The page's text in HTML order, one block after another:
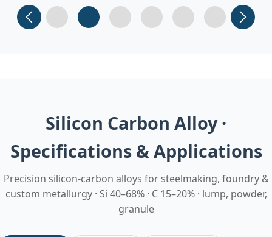
Slide 1 Slide 2 Slide 3 (current)
Slide 4 Slide 5 Slide 6
Silicon Carbon Alloy ·
Specifications & Applications
Precision silicon‑carbon alloys for steelmaking, foundry &
custom metallurgy · Si 40–68% · C 15–20% · lump, powder,
granule